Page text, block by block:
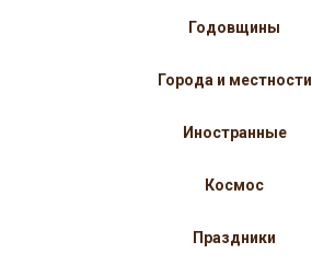
Годовщины
Города и местности
Иностранные
Космос
Праздники